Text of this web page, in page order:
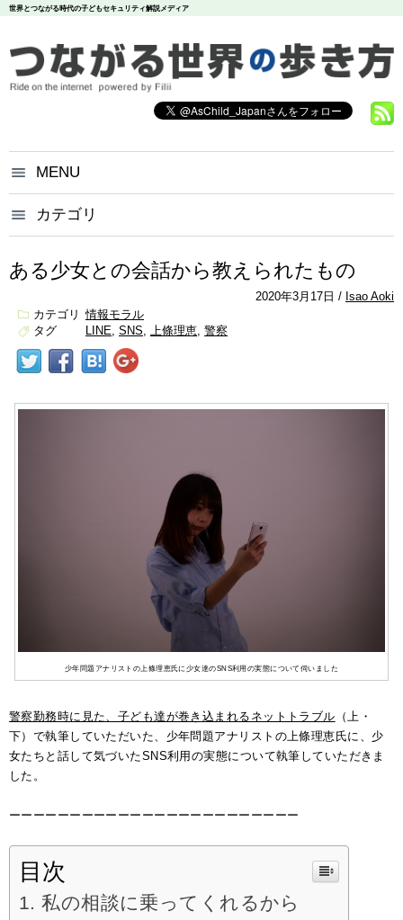
世界とつながる時代の子どもセキュリティ解説メディア
MENU
つながる世界の歩き方とは？
個人情報保護方針
カテゴリ
いじめ
犯罪
炎上
個人情報
悪評
依存
ある少女との会話から教えられたもの
2020年3月17日
Isao Aoki
カテゴリ 情報モラル
タグ
LINE SNS 上條理恵 警察
少年問題アナリストの上條理恵氏に少女達のSNS利用の実態について伺いました
警察勤務時に見た、子ども達が巻き込まれるネットトラブル （上・
下）で執筆していただいた、少年問題アナリストの上條理恵氏に、少
女たちと話して気づいたSNS利用の実態について執筆していただきま
した。
ーーーーーーーーーーーーーーーーーーーーーーーー
目次
私の相談に乗ってくれるから